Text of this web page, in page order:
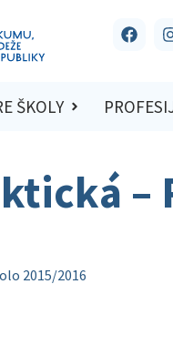
ŠKOLY
2015/2016